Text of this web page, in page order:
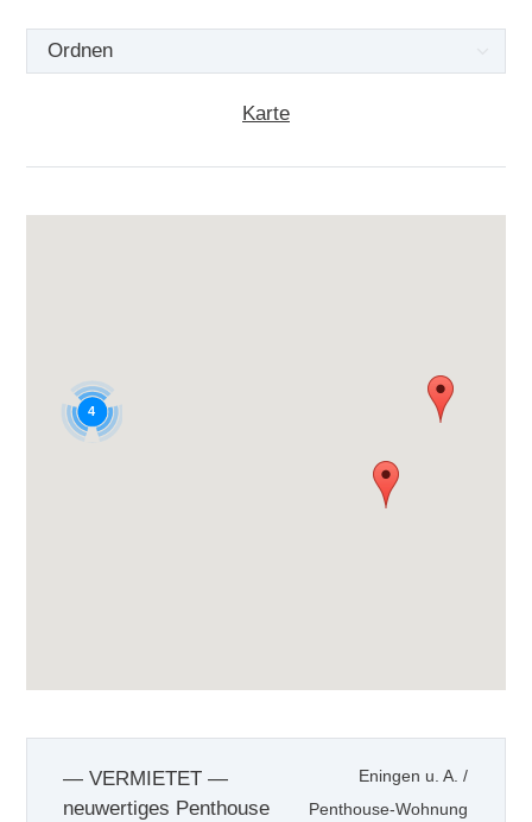
Karte
4
— VERMIETET —
neuwertiges Penthouse
Eningen u. A. /
Penthouse-Wohnung